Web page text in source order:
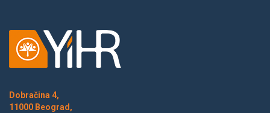
Dobračina 4,
11000 Beograd,